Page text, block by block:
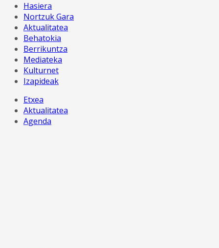
Hasiera
Nortzuk Gara
Aktualitatea
Behatokia
Berrikuntza
Mediateka
Kulturnet
Izapideak
Etxea
Aktualitatea
Agenda